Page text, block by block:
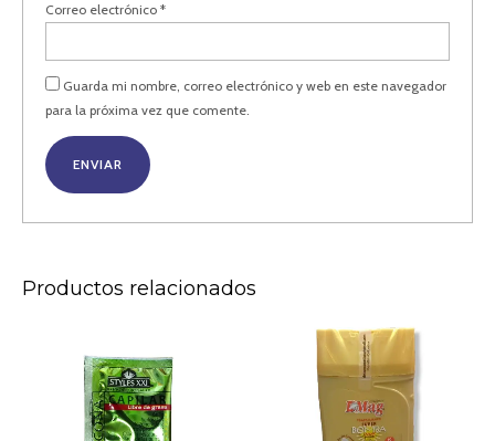
Correo electrónico*
Guarda mi nombre, correo electrónico y web en este navegador
para la próxima vez que comente.
Productos relacionados
cantidad
SUPER
cantidad